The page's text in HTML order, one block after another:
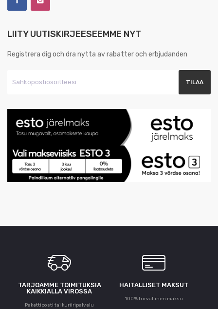
LIITY UUTISKIRJEESEEMME NYT
Registrera dig och dra nytta av rabatter och erbjudanden
TARJOAMME TOIMITUKSIA
KAIKKIALLA VIROSSA
Pakettiposti tai kuriiripalvelu
HAITALLISET MAKSUT
100% turvallinen maksu